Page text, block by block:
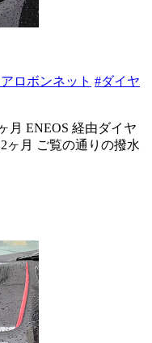
ロボンネット #ダイヤ
月 ENEOS 経由ダイヤ
ヶ月 ご覧の通りの撥水